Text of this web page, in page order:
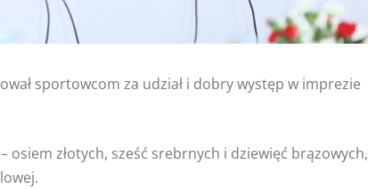
sportowcom za udział i dobry występ w imprezie
osiem złotych, sześć srebrnych i dziewięć brązowych,